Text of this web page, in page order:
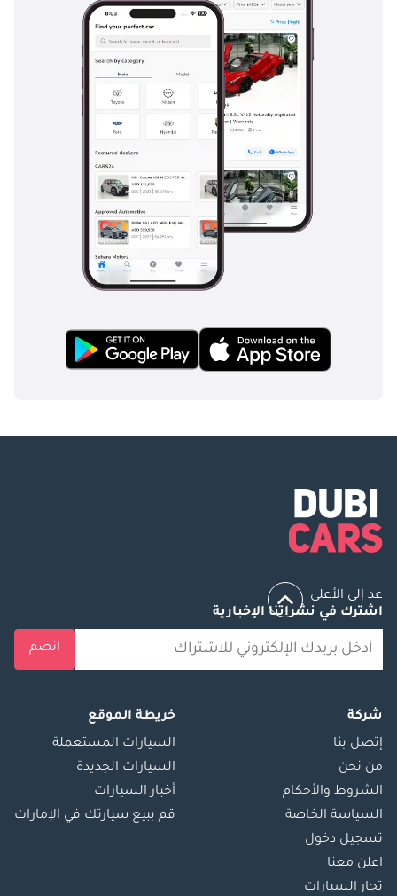
عد إلى الأعلى
اشترك في نشراتنا الإخبارية
انضم
شركة
إتصل بنا
من نحن
الشروط والأحكام
السياسة الخاصة
تسجيل دخول
اعلن معنا
تجار السيارات
خريطة الموقع
السيارات المستعملة
السيارات الجديدة
أخبار السيارات
قم ببيع سيارتك في الإمارات